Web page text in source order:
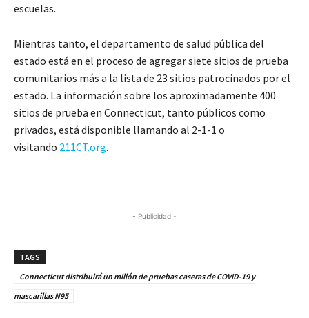
escuelas.
Mientras tanto, el departamento de salud pública del
estado está en el proceso de agregar siete sitios de prueba
comunitarios más a la lista de 23 sitios patrocinados por el
estado. La información sobre los aproximadamente 400
sitios de prueba en Connecticut, tanto públicos como
privados, está disponible llamando al 2-1-1 o
visitando 211CT.org.
- Publicidad -
TAGS
Connecticut distribuirá un millón de pruebas caseras de COVID-19 y
mascarillas N95